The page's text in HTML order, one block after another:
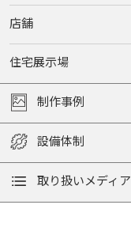
店舗
住宅展⽰場
制作事例
設備体制
取り扱いメディア